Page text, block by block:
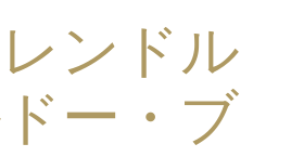
ンドル
ー・ブ